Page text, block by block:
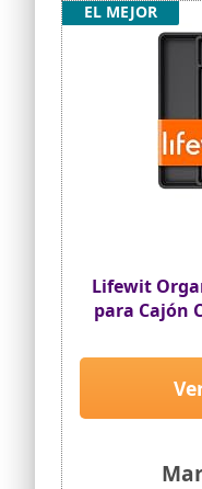
Lifewit
para Cajón
Cucharas,
Ancho 24-
EL MEJOR